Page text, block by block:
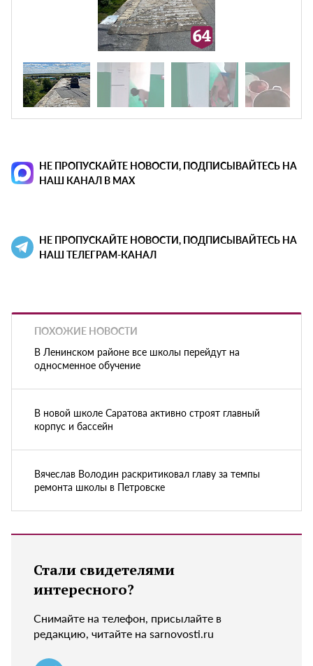
НЕ ПРОПУСКАЙТЕ НОВОСТИ, ПОДПИСЫВАЙТЕСЬ НА
НАШ КАНАЛ В MAX
НЕ ПРОПУСКАЙТЕ НОВОСТИ, ПОДПИСЫВАЙТЕСЬ НА
НАШ ТЕЛЕГРАМ-КАНАЛ
ПОХОЖИЕ НОВОСТИ
В Ленинском районе все школы перейдут на
односменное обучение
В новой школе Саратова активно строят главный
корпус и бассейн
Вячеслав Володин раскритиковал главу за темпы
ремонта школы в Петровске
Стали свидетелями
интересного?
Снимайте на телефон, присылайте в
редакцию, читайте на sarnovosti.ru